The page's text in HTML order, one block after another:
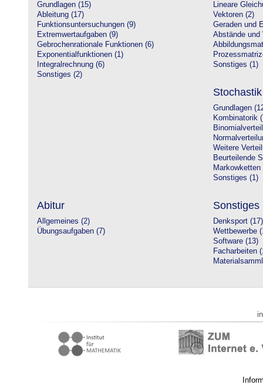
Grundlagen (15)
Ableitung (17)
Funktionsuntersuchungen (9)
Extremwertaufgaben (9)
Gebrochenrationale Funktionen (6)
Exponentialfunktionen (1)
Integralrechnung (6)
Sonstiges (2)
Lineare
Vektoren (2)
Geraden und
Abstände und
Sonstiges (1)
Stochastik
Grundlagen
Kombinatorik
Weitere
Beurteilende
Markowketten
Sonstiges (1)
Abitur
Allgemeines (2)
Übungsaufgaben (7)
Sonstiges
Denksport (17)
Wettbewerbe
Software (13)
Facharbeiten